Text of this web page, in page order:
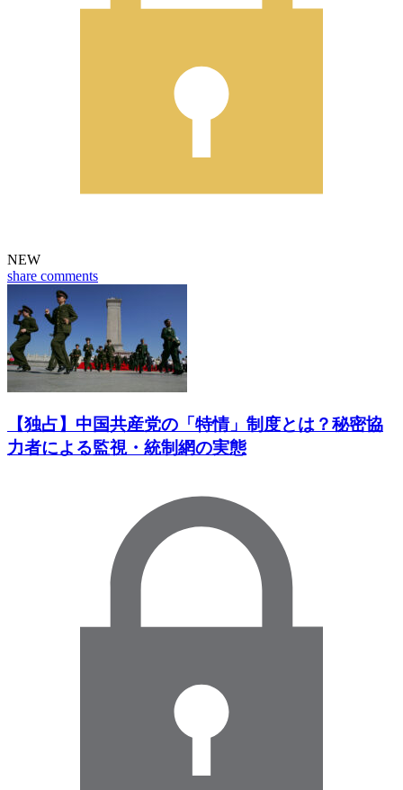
NEW
share comments
【独占】中国共産党の「特情」制度とは？秘密協
力者による監視・統制網の実態